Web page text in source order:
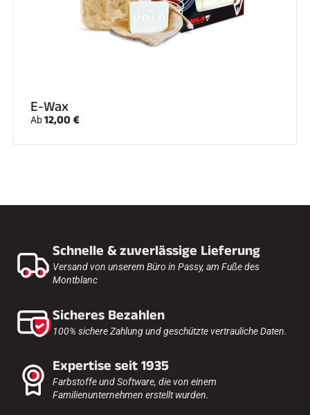
E-Wax
Ab12,00 €
Schnelle & zuverlässige Lieferung
Versand von unserem Büro in Passy, am Fuße des
Montblanc
Sicheres Bezahlen
100% sichere Zahlung und geschützte vertrauliche Daten.
Expertise seit 1935
Farbstoffe und Software, die von einem
Familienunternehmen erstellt wurden.